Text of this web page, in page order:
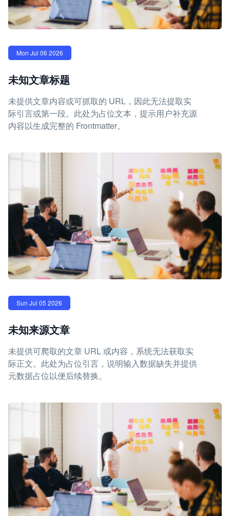
Mon Jul 06 2026
未知文章标题
未提供文章内容或可抓取的 URL，因此无法提取实
际引言或第一段。此处为占位文本，提示用户补充源
内容以生成完整的 Frontmatter。
Sun Jul 05 2026
未知来源文章
未提供可爬取的文章 URL 或内容，系统无法获取实
际正文。此处为占位引言，说明输入数据缺失并提供
元数据占位以便后续替换。